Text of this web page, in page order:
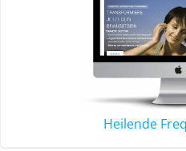
Heilende